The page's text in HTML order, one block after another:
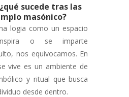
sucede tras las
masónico?
logia como un espacio
o se imparte
nos equivocamos. En
vive es un ambiente de
y ritual que busca
desde dentro.